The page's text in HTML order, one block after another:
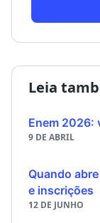
Leia
Enem 2026:
9 DE ABRIL
Quando
e inscrições
12 DE JUNHO